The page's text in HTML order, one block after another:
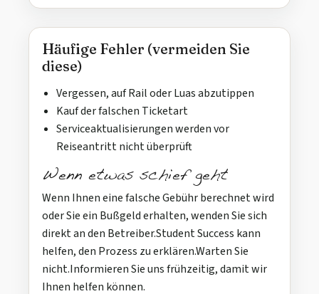
Häufige Fehler (vermeiden Sie
diese)
Vergessen, auf Rail oder Luas abzutippen
Kauf der falschen Ticketart
Serviceaktualisierungen werden vor
Reiseantritt nicht überprüft
Wenn etwas schief geht
Wenn Ihnen eine falsche Gebühr berechnet wird
oder Sie ein Bußgeld erhalten, wenden Sie sich
direkt an den Betreiber.Student Success kann
helfen, den Prozess zu erklären.Warten Sie
nicht.Informieren Sie uns frühzeitig, damit wir
Ihnen helfen können.